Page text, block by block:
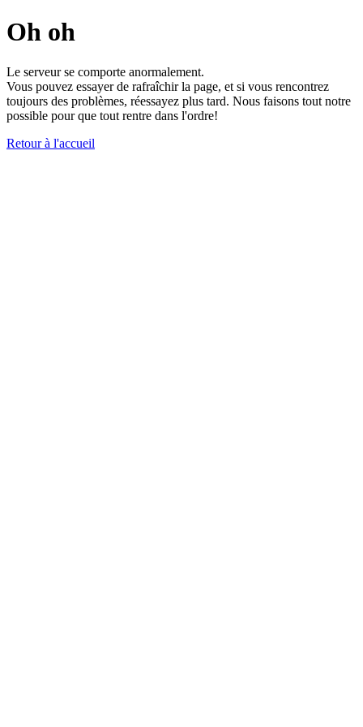
Oh oh
Le serveur se comporte anormalement.
Vous pouvez essayer de rafraîchir la page, et si vous rencontrez
toujours des problèmes, réessayez plus tard. Nous faisons tout notre
possible pour que tout rentre dans l'ordre!
Retour à l'accueil